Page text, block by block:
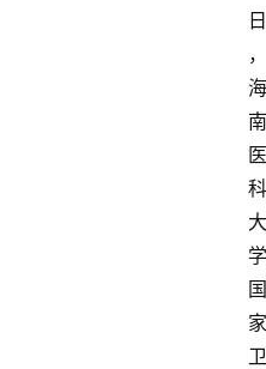
日
，
海
南
医
科
大
学
国
家
卫